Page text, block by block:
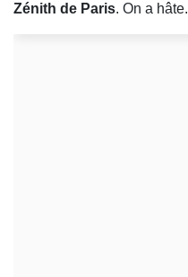
Zénith de Paris. On a hâte.